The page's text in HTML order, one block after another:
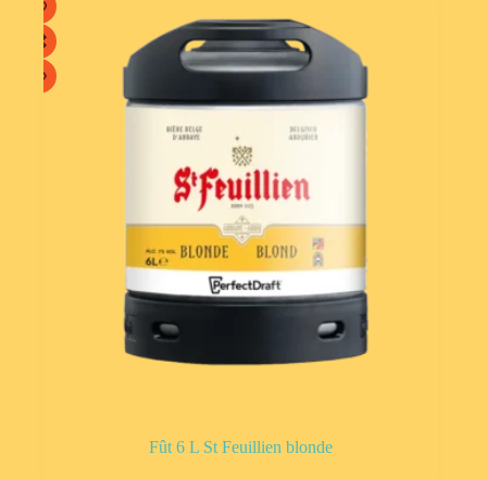
Fût 6 L St Feuillien blonde